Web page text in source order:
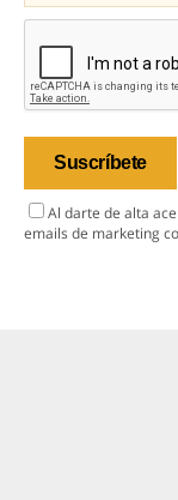
Al darte de alta
emails de marketing